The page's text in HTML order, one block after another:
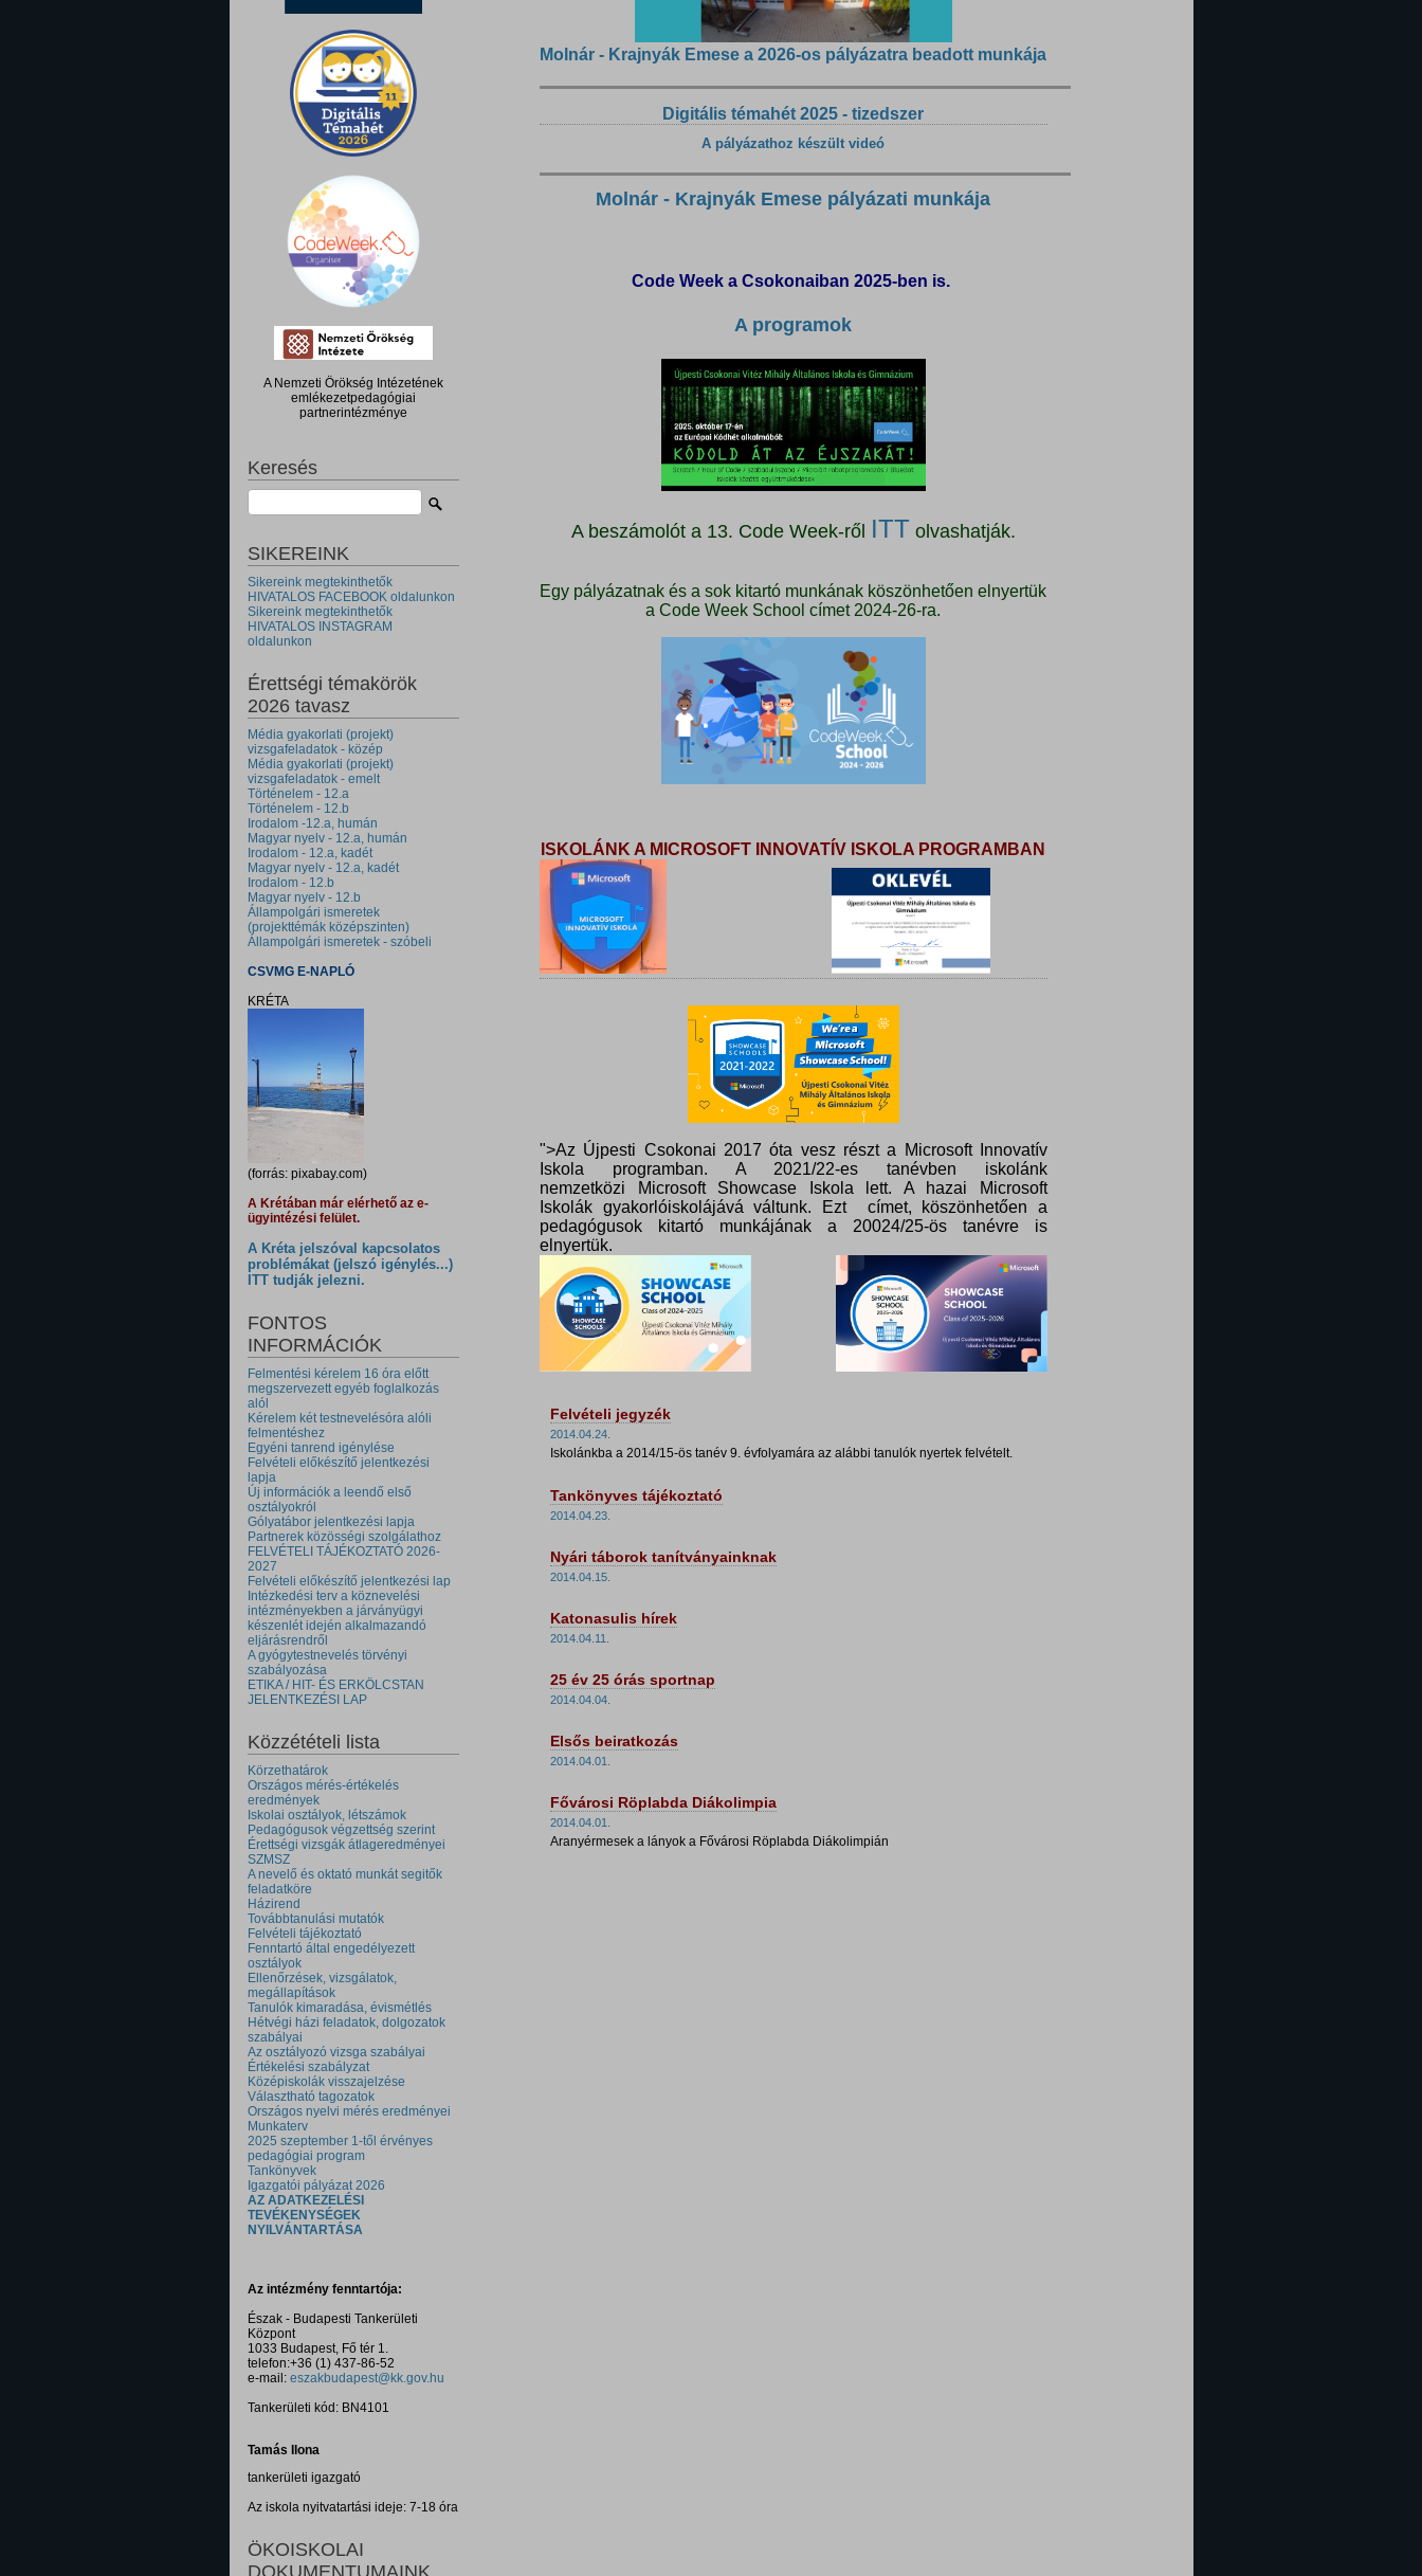
A Nemzeti Örökség Intézetének
emlékezetpedagógiai
partnerintézménye
Keresés
SIKEREINK
Sikereink megtekinthetők
HIVATALOS FACEBOOK oldalunkon
Sikereink megtekinthetők
HIVATALOS INSTAGRAM
oldalunkon
Érettségi témakörök
2026 tavasz
Média gyakorlati (projekt)
vizsgafeladatok - közép
Média gyakorlati (projekt)
vizsgafeladatok - emelt
Történelem - 12.a
Történelem - 12.b
Irodalom -12.a, humán
Magyar nyelv - 12.a, humán
Irodalom - 12.a, kadét
Magyar nyelv - 12.a, kadét
Irodalom - 12.b
Magyar nyelv - 12.b
Állampolgári ismeretek
(projekttémák középszinten)
Állampolgári ismeretek - szóbeli
CSVMG E-NAPLÓ
KRÉTA
(forrás: pixabay.com)
A Krétában már elérhető az e-
ügyintézési felület.
A Kréta jelszóval kapcsolatos
problémákat (jelszó igénylés...)
ITT tudják jelezni.
FONTOS
INFORMÁCIÓK
Felmentési kérelem 16 óra előtt
megszervezett egyéb foglalkozás
alól
Kérelem két testnevelésóra alóli
felmentéshez
Egyéni tanrend igénylése
Felvételi előkészítő jelentkezési
lapja
Új információk a leendő első
osztályokról
Gólyatábor jelentkezési lapja
Partnerek közösségi szolgálathoz
FELVÉTELI TÁJÉKOZTATÓ 2026-
2027
Felvételi előkészítő jelentkezési lap
Intézkedési terv a köznevelési
intézményekben a járványügyi
készenlét idején alkalmazandó
eljárásrendről
A gyógytestnevelés törvényi
szabályozása
ETIKA / HIT- ÉS ERKÖLCSTAN
JELENTKEZÉSI LAP
Közzétételi lista
Körzethatárok
Országos mérés-értékelés
eredmények
Iskolai osztályok, létszámok
Pedagógusok végzettség szerint
Érettségi vizsgák átlageredményei
SZMSZ
A nevelő és oktató munkát segitők
feladatköre
Házirend
Továbbtanulási mutatók
Felvételi tájékoztató
Fenntartó által engedélyezett
osztályok
Ellenőrzések, vizsgálatok,
megállapítások
Tanulók kimaradása, évismétlés
Hétvégi házi feladatok, dolgozatok
szabályai
Az osztályozó vizsga szabályai
Értékelési szabályzat
Középiskolák visszajelzése
Választható tagozatok
Országos nyelvi mérés eredményei
Munkaterv
2025 szeptember 1-től érvényes
pedagógiai program
Tankönyvek
Igazgatói pályázat 2026
AZ ADATKEZELÉSI
TEVÉKENYSÉGEK
NYILVÁNTARTÁSA
Az intézmény fenntartója:
Észak - Budapesti Tankerületi
Központ
1033 Budapest, Fő tér 1.
telefon:+36 (1) 437-86-52
e-mail: eszakbudapest@kk.gov.hu
Tankerületi kód: BN4101
Tamás Ilona
tankerületi igazgató
Az iskola nyitvatartási ideje: 7-18 óra
ÖKOISKOLAI
DOKUMENTUMAINK
Molnár - Krajnyák Emese a 2026-os pályázatra beadott munkája
Digitális témahét 2025 - tizedszer
A pályázathoz készült videó
Molnár - Krajnyák Emese pályázati munkája
Code Week a Csokonaiban 2025-ben is.
A programok
A beszámolót a 13. Code Week-ről ITT olvashatják.
Egy pályázatnak és a sok kitartó munkának köszönhetően elnyertük
a Code Week School címet 2024-26-ra.
ISKOLÁNK A MICROSOFT INNOVATÍV ISKOLA PROGRAMBAN
">Az Újpesti Csokonai 2017 óta vesz részt a Microsoft Innovatív
Iskola programban. A 2021/22-es tanévben iskolánk
nemzetközi Microsoft Showcase Iskola lett. A hazai Microsoft
Iskolák gyakorlóiskolájává váltunk. Ezt címet, köszönhetően a
pedagógusok kitartó munkájának a 20024/25-ös tanévre is
elnyertük.
Felvételi jegyzék
2014.04.24.
Iskolánkba a 2014/15-ös tanév 9. évfolyamára az alábbi tanulók nyertek felvételt.
Tankönyves tájékoztató
2014.04.23.
Nyári táborok tanítványainknak
2014.04.15.
Katonasulis hírek
2014.04.11.
25 év 25 órás sportnap
2014.04.04.
Elsős beiratkozás
2014.04.01.
Fővárosi Röplabda Diákolimpia
2014.04.01.
Aranyérmesek a lányok a Fővárosi Röplabda Diákolimpián